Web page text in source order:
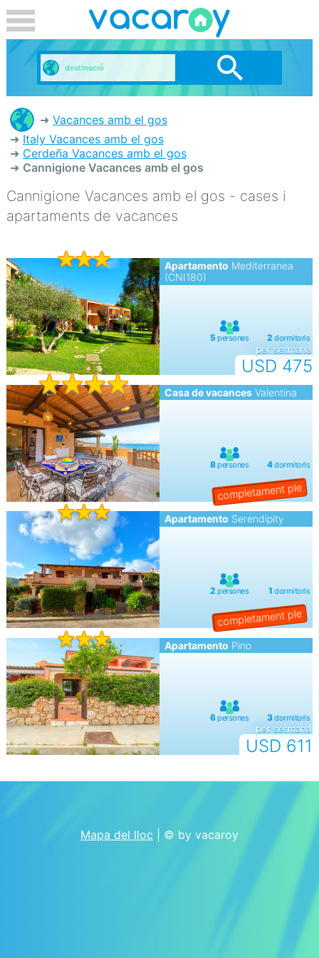
Vacances amb el gos
Italy Vacances amb el gos
Cerdeña Vacances amb el gos
Cannigione Vacances amb el gos
Cannigione Vacances amb el gos - cases i
apartaments de vacances
Apartamento Mediterranea
(CNI180)
USD 475
per setmana
Casa de vacancesValentina
Apartamento Serendipity
Apartamento Pino
USD 611
per setmana
Mapa del lloc | © by vacaroy